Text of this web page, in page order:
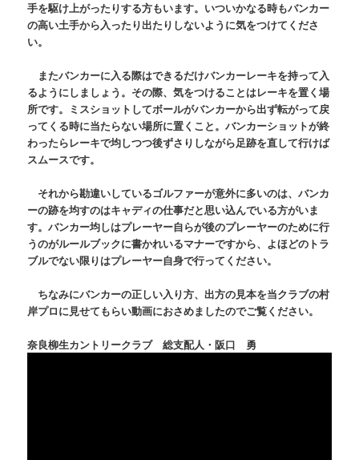
手を駆け上がったりする方もいます。いついかなる時もバンカー
の高い土手から入ったり出たりしないように気をつけてくださ
い。
またバンカーに入る際はできるだけバンカーレーキを持って入
るようにしましょう。その際、気をつけることはレーキを置く場
所です。ミスショットしてボールがバンカーから出ず転がって戻
ってくる時に当たらない場所に置くこと。バンカーショットが終
わったらレーキで均しつつ後ずさりしながら足跡を直して行けば
スムースです。
それから勘違いしているゴルファーが意外に多いのは、バンカ
ーの跡を均すのはキャディの仕事だと思い込んでいる方がいま
す。バンカー均しはプレーヤー自らが後のプレーヤーのために行
うのがルールブックに書かれいるマナーですから、よほどのトラ
ブルでない限りはプレーヤー自身で行ってください。
ちなみにバンカーの正しい入り方、出方の見本を当クラブの村
岸プロに見せてもらい動画におさめましたのでご覧ください。
奈良柳生カントリークラブ 総支配人・阪口 勇